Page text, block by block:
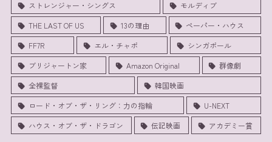
ストレンジャー・シングス
モルディブ
THE LAST OF US
13の理由
ペーパー・ハウス
FF7R
エル・チャポ
シンガポール
ブリジャートン家
Amazon Original
群像劇
全裸監督
韓国映画
ロード・オブ・ザ・リング：力の指輪
U-NEXT
ハウス・オブ・ザ・ドラゴン
伝記映画 アカデミー賞